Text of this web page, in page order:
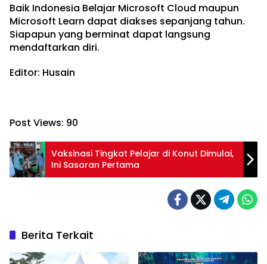
Baik Indonesia Belajar Microsoft Cloud maupun
Microsoft Learn dapat diakses sepanjang tahun.
Siapapun yang berminat dapat langsung
mendaftarkan diri.
Editor: Husain
Post Views: 90
Vaksinasi Tingkat Pelajar di Konut Dimulai,
Ini Sasaran Pertama
Berita Terkait